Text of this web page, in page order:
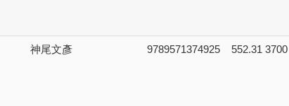
神尾文彥 9789571374925 552.31 3700